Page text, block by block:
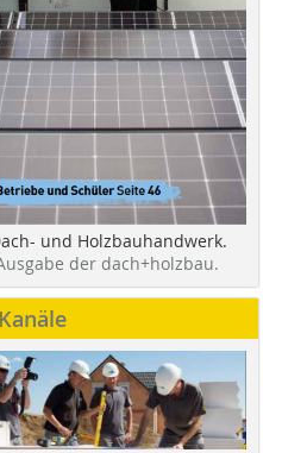
und Holzbauhandwerk.
der dach+holzbau.